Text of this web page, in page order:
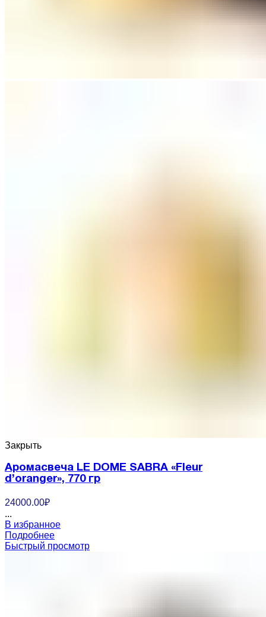
Закрыть
Аромасвеча LE DOME SABRA «Fleur
d’oranger», 770 гр
24000.00₽
...
В избранное
Подробнее
Быстрый просмотр